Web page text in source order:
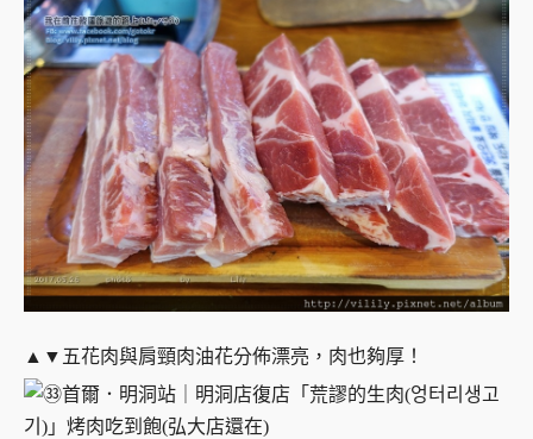
▲▼五花肉與肩頸肉油花分佈漂亮，肉也夠厚！